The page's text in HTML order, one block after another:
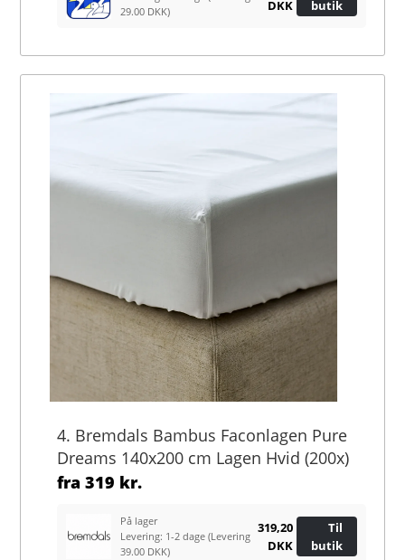
29.00 DKK)
DKK butik
4. Bremdals Bambus Faconlagen Pure
Dreams 140x200 cm Lagen Hvid (200x)
fra319 kr.
På lager
Levering: 1-2 dage(Levering
39.00 DKK)
319,20
DKK
Til
butik